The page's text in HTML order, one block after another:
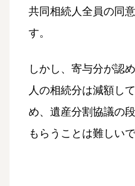
共同相続人全員の同
す。
しかし、寄与分が認
人の相続分は減額し
め、遺産分割協議の
もらうことは難しいで